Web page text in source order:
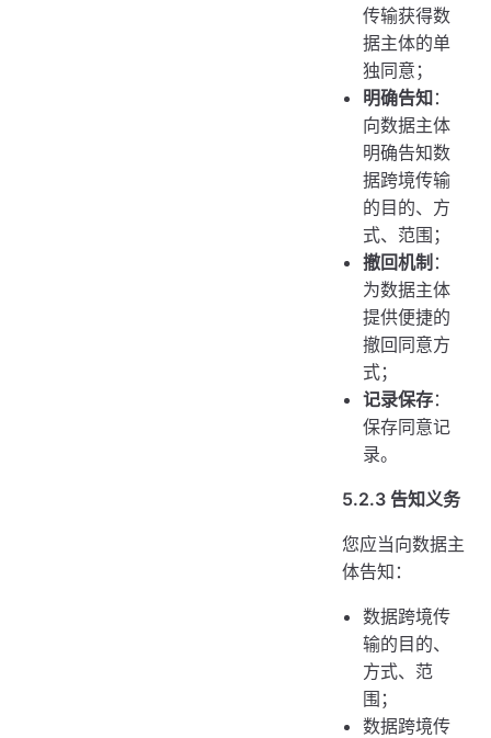
传输获得数
据主体的单
独同意；
明确告知：
向数据主体
明确告知数
据跨境传输
的目的、方
式、范围；
撤回机制 ：
为数据主体
提供便捷的
撤回同意方
式；
记录保存：
保存同意记
录。
5.2.3 告知义务
您应当向数据主
体告知：
数据跨境传
输的目的、
方式、范
围；
数据跨境传